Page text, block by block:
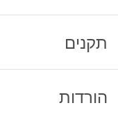
תקנים
הורדות